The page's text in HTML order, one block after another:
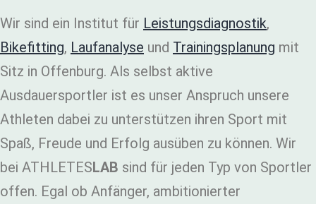
Wir sind ein Institut für Leistungsdiagnostik,
Bikefitting, Laufanalyse und Trainingsplanung mit
Sitz in Offenburg. Als selbst aktive
Ausdauersportler ist es unser Anspruch unsere
Athleten dabei zu unterstützen ihren Sport mit
Spaß, Freude und Erfolg ausüben zu können. Wir
bei ATHLETESLAB sind für jeden Typ von Sportler
offen. Egal ob Anfänger, ambitionierter